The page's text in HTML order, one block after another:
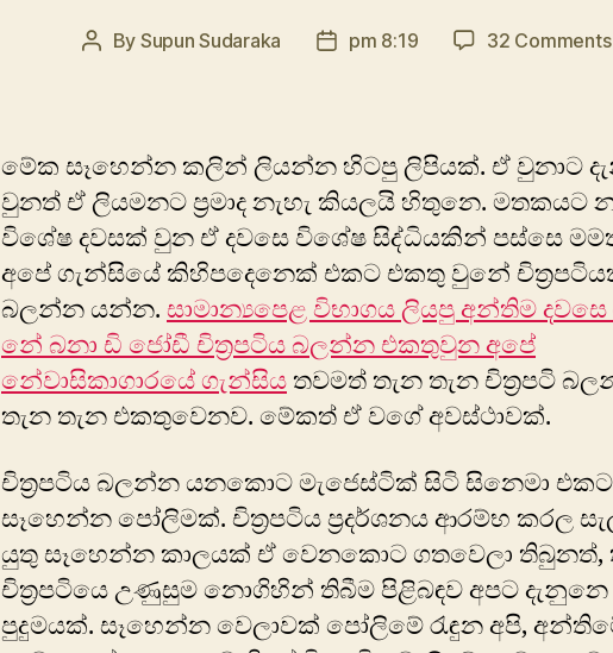
Post
By Supun Sudaraka
Postpm 8:19 32 Comments
මේක සෑහෙන්න කලින් ලියන්න හිටපු ලිපියක්. ඒ වුනාට
වුනත් ඒ ලියමනට ප්‍රමාද නැහැ කියලයි හිතුනෙ. මතකයට
විශේෂ දවසක් වුන ඒ දවසෙ වි‍ශේෂ සිද්ධියකින් පස්සෙ
අපේ ගැන්සියේ කිහිපදෙනෙක් එකට ‍එකතු වුනේ
බලන්න යන්න. සාමාන්‍යපෙළ විභාගය ලියපු අන්තිම දවසෙ
නේ බනා ඩි ජෝඩී චිත්‍රපටිය බලන්න එකතුවුන අපේ
නේවාසිකාගාරයේ ගැන්සිය තවමත් තැන තැන චිත්‍රපටි
තැන තැන එකතුවෙනව. මේකත් ඒ ‍වගේ අවස්ථාවක්.
චිත්‍රපටිය බලන්න යනකොට මැජෙස්ටික් සිටි ‍සිනෙමා එකට
සෑහෙන්න පෝලිමක්. චිත්‍රපටිය ප්‍රදර්ශනය ආරම්භ කරල
යුතු සෑහෙන්න කාලයක් ඒ වෙනකොට ගතවෙලා තිබුනත්,
චිත්‍රපටියෙ උණුසුම නොගිහින් තිබීම පිළිබඳව අපට දැනුනෙ
පුදුමයක්. සෑහෙන්න වෙලාවක් පෝලිමේ රැඳුන අපි,